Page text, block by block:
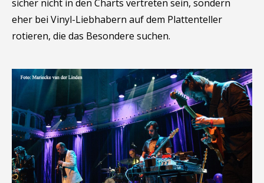
sicher nicht in den Charts vertreten sein, sondern
eher bei Vinyl-Liebhabern auf dem Plattenteller
rotieren, die das Besondere suchen.